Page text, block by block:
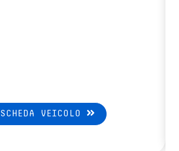
SCHEDA VEICOLO